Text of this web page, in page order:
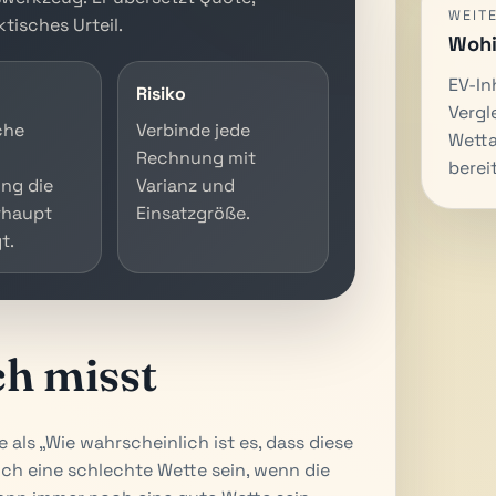
Urteil.
die
Risiko
Verbinde jede
Rechnung mit
Varianz und
Einsatzgröße.
misst
„Wie wahrscheinlich ist es, dass diese
eine schlechte Wette sein, wenn die
EV-